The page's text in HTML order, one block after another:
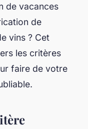
de vacances
de
vins ? Cet
les critères
faire de votre